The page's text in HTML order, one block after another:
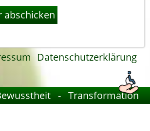
Datenschutzerklärung
- Transformation